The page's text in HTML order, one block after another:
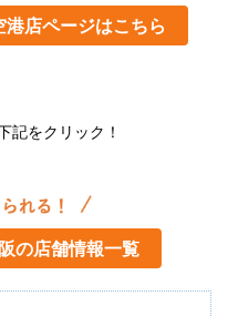
店ページはこちら
記をクリック！
の店舗情報一覧